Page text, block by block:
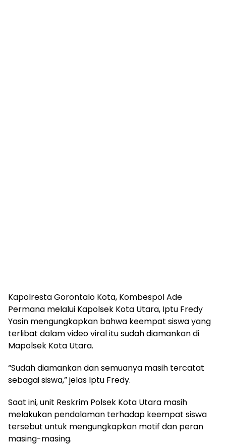
Kapolresta Gorontalo Kota, Kombespol Ade
Permana melalui Kapolsek Kota Utara, Iptu Fredy
Yasin mengungkapkan bahwa keempat siswa yang
terlibat dalam video viral itu sudah diamankan di
Mapolsek Kota Utara.
“Sudah diamankan dan semuanya masih tercatat
sebagai siswa,” jelas Iptu Fredy.
Saat ini, unit Reskrim Polsek Kota Utara masih
melakukan pendalaman terhadap keempat siswa
tersebut untuk mengungkapkan motif dan peran
masing-masing.